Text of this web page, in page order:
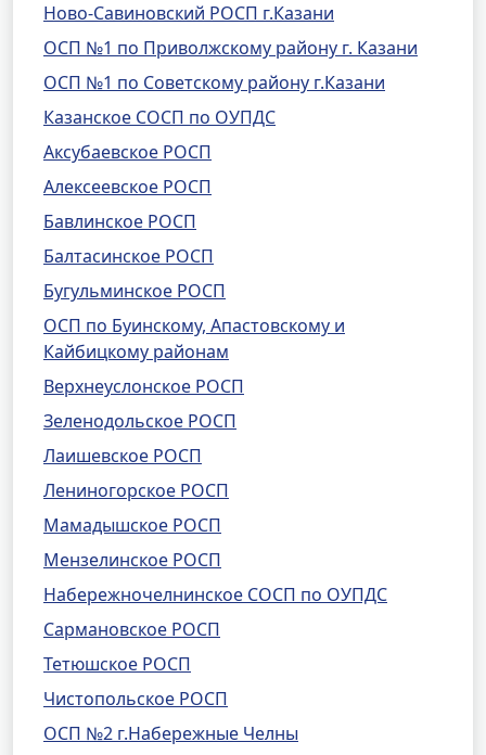
Ново-Савиновский РОСП г.Казани
ОСП №1 по Приволжскому району г. Казани
ОСП №1 по Советскому району г.Казани
Казанское СОСП по ОУПДС
Аксубаевское РОСП
Алексеевское РОСП
Бавлинское РОСП
Балтасинское РОСП
Бугульминское РОСП
ОСП по Буинскому, Апастовскому и
Кайбицкому районам
Верхнеуслонское РОСП
Зеленодольское РОСП
Лаишевское РОСП
Лениногорское РОСП
Мамадышское РОСП
Мензелинское РОСП
Набережночелнинское СОСП по ОУПДС
Сармановское РОСП
Тетюшское РОСП
Чистопольское РОСП
ОСП №2 г.Набережные Челны